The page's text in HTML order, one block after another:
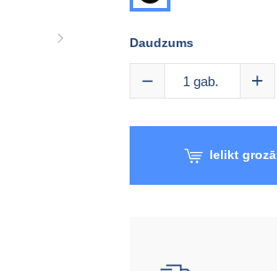
Daudzums
1 gab.
Ielikt grozā